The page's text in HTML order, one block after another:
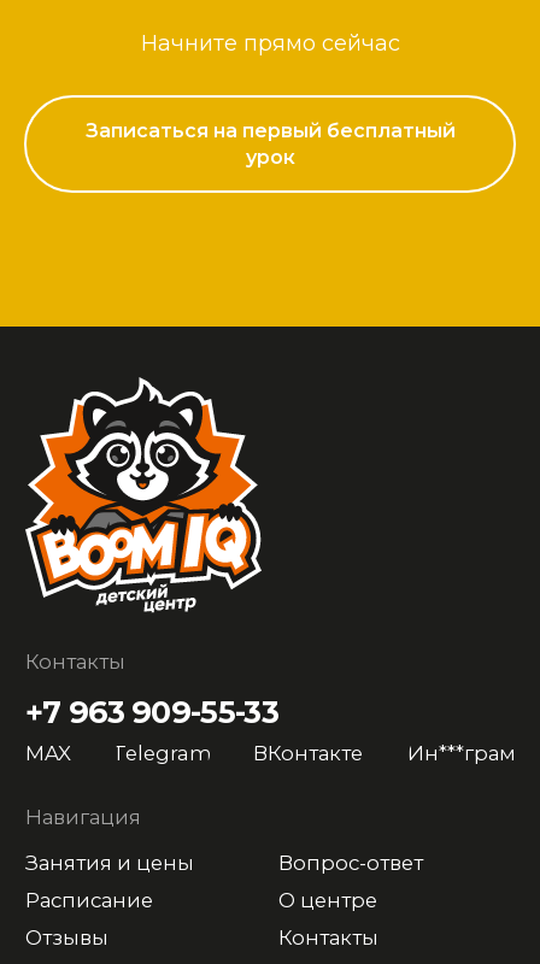
Начните прямо сейчас
Записаться на первый бесплатный
урок